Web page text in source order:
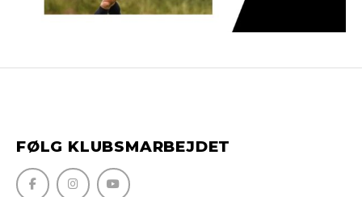
FØLG KLUBSMARBEJDET